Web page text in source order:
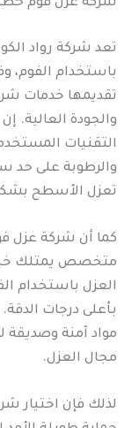
شركة عزل فوم
تعد شركة رواد
باستخدام الفوم،
تقديمها خدمات
والجودة العالية.
التقنيات
والرطوبة على حد
تعزل الأسطح
كما أن شركة عزل
متخصص يمتلك
العزل باستخدام
بأعلى درجات
مواد آمنة وصديقة
مجال العزل.
لذلك فإن اختيار